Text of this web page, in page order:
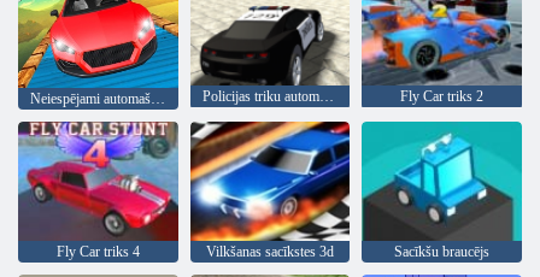
Policijas triku automašīnas Fly Car triks 2
Fly Car triks 4 Vilkšanas sacīkstes 3d Sacīkšu braucējs